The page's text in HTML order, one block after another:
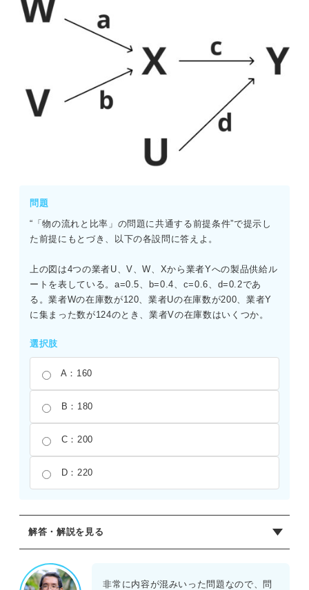
合計で0.5Pとなる。
Sへの納品量を考える際には、Rへの納品ルートが2つある
ことを考慮する必要がある。1つ目はPからRへ直接行くル
ートで、その量はbP=0.2P。2つ目はQを経由してRへ行く
ルートで、その量はcQ=c(aP)=0.4(0.3P)=0.12P。Rはこれ
らを合計した値なのでR=0.32Pであり、Sへの納品量S=dR
より、S=0.5×0.32P=0.16Pである。
求める割合は、0.16Pを0.5Pで割って算出する。
0.16P÷0.5P＝0.32 よって、正解は32％である。
問題
“「物の流れと比率」の問題に共通する前提条件”で提示し
た前提にもとづき、以下の各設問に答えよ。
上の図は4つの業者U、V、W、Xから業者Yへの製品供給ル
ートを表している。a=0.5、b=0.4、c=0.6、d=0.2であ
る。業者Wの在庫数が120、業者Uの在庫数が200、業者Y
に集まった数が124のとき、業者Vの在庫数はいくつか。
選択肢
A：160
B：180
C：200
D：220
解答・解説を見る
正解：C
まず、業者Xに集まる数を式で表す。X=aW+bVである。
非常に内容が混みいった問題なので、問